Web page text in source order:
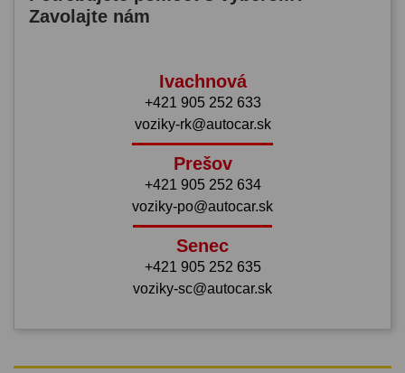
Zavolajte nám
Ivachnová
+421 905 252 633
voziky-rk@autocar.sk
Prešov
+421 905 252 634
voziky-po@autocar.sk
Senec
+421 905 252 635
voziky-sc@autocar.sk